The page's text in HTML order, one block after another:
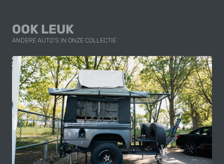
OOK LEUK
ANDERE AUTO'S IN ONZE COLLECTIE